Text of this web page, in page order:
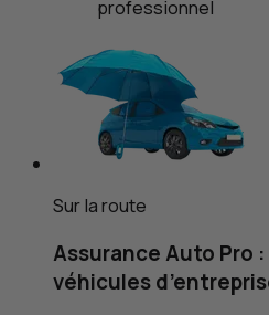
professionnel
Sur la route
Assurance Auto Pro
véhicules